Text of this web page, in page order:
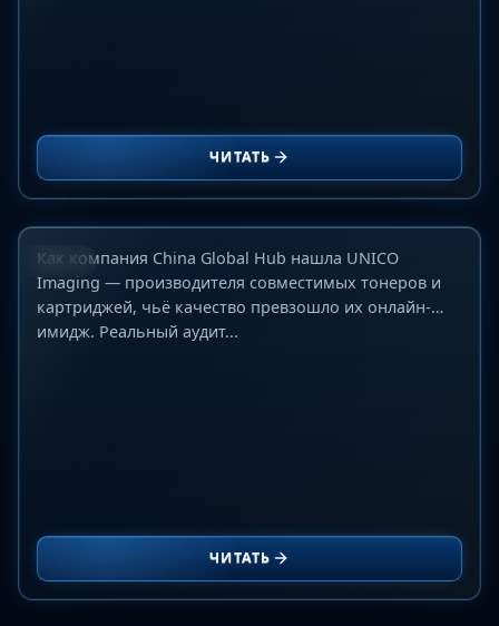
ЧИТАТЬ
БЛОГ
Как мы нашли UNICO Imaging: аудит,
изменивший наш взгляд на рынок
совместимых картриджей в Китае
10 июня 2026 г.
Как компания China Global Hub нашла UNICO
Imaging — производителя совместимых тонеров и
картриджей, чьё качество превзошло их онлайн-
имидж. Реальный аудит...
ЧИТАТЬ